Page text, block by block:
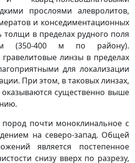
прослоями алевролитов,
и конседиментационных
в пределах рудного поля
400 м по району).
линзы в пределах
для локализации
При этом, в таковых линзах,
существенно выше
почти моноклинальное с
на северо-запад. Общей
является постепенное
снизу вверх по разрезу,